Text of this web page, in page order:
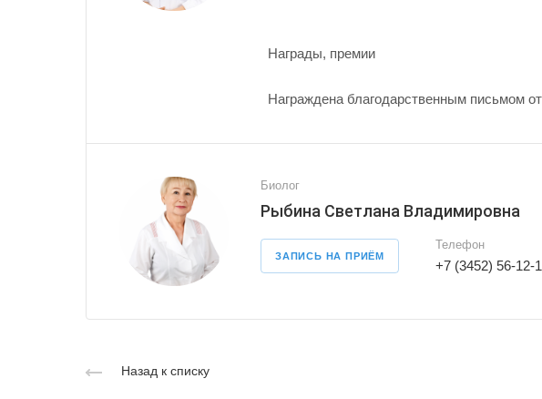
Награды, премии
Награждена благодарственным письмом
Биолог
Рыбина Светлана Владимировна
ЗАПИСЬ НА ПРИЁМ
Телефон
+7 (3452) 56-12-
Назад к списку